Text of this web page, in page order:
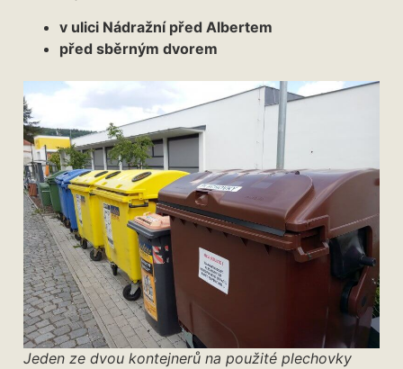
v ulici Nádražní před Albertem
před sběrným dvorem
Jeden ze dvou kontejnerů na použité plechovky